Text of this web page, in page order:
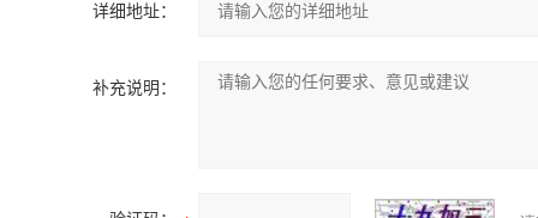
详细地址：
补充说明：